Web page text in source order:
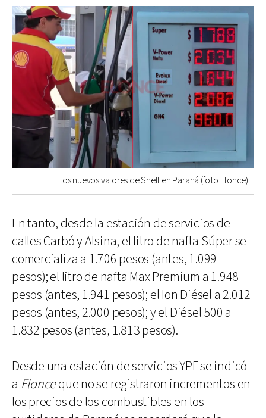
Los nuevos valores de Shell en Paraná (foto Elonce)
En tanto, desde la estación de servicios de
calles Carbó y Alsina, el litro de nafta Súper se
comercializa a 1.706 pesos (antes, 1.099
pesos); el litro de nafta Max Premium a 1.948
pesos (antes, 1.941 pesos); el Ion Diésel a 2.012
pesos (antes, 2.000 pesos); y el Diésel 500 a
1.832 pesos (antes, 1.813 pesos).
Desde una estación de servicios YPF se indicó
a Elonceque no se registraron incrementos en
los precios de los combustibles en los